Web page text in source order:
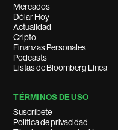
Mercados
Dólar Hoy
Actualidad
Cripto
Finanzas Personales
Podcasts
Listas de Bloomberg Línea
TÉRMINOS DE USO
Suscríbete
Política de privacidad